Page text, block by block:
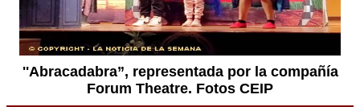
''Abracadabra”, representada por la compañía
Forum Theatre. Fotos CEIP